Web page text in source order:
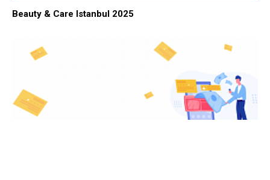
Beauty & Care Istanbul 2025